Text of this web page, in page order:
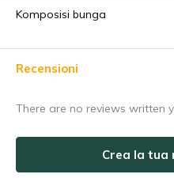
Komposisi bunga
Recensioni
There are no reviews written
Crea la tua